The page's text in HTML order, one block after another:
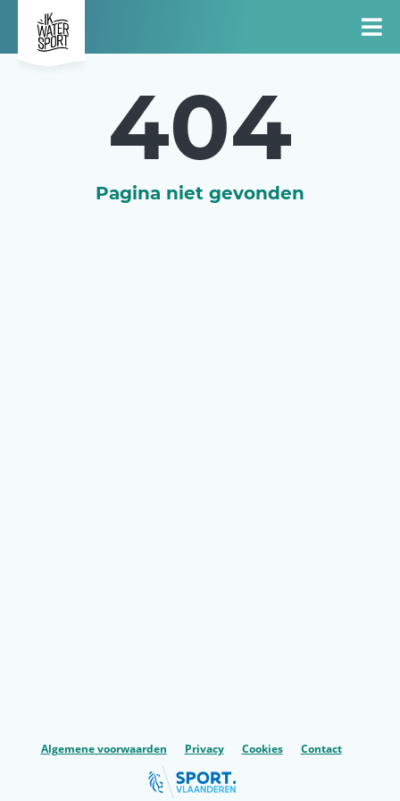
404
Pagina niet gevonden
Algemene voorwaarden Privacy Cookies Contact